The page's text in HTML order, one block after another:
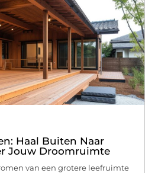
Haal Buiten Naar
Jouw Droomruimte
van een grotere leefruimte